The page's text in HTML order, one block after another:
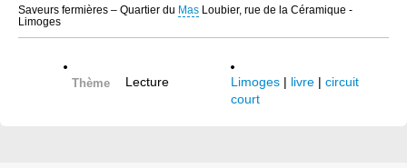
Saveurs fermières – Quartier du Mas Loubier, rue de la Céramique -
Limoges
Thème Lecture Limoges | livre | circuit
court